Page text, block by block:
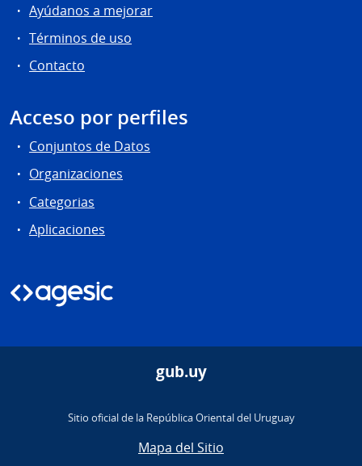
Ayúdanos a mejorar
Términos de uso
Contacto
Acceso por perfiles
Conjuntos de Datos
Organizaciones
Categorias
Aplicaciones
gub.uy
Sitio oficial de la República Oriental del Uruguay
Mapa del Sitio